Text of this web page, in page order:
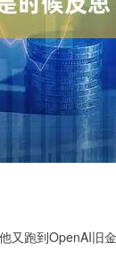
跑到OpenAI旧